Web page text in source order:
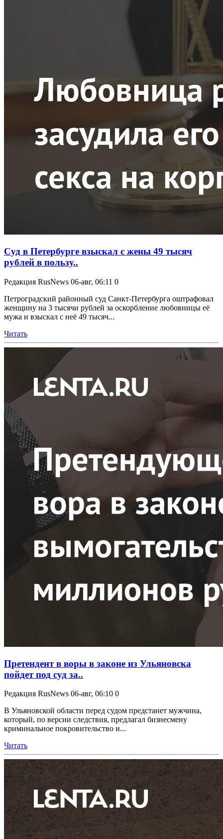
Суд в Петербурге взыскал с жены 49 тысяч
рублей в пользу..
Редакция RusNews 06-авг, 06:11 0
Петроградский районный суд Санкт-Петербурга оштрафовал
женщину на 3 тысячи рублей за оскорбление любовницы её
мужа и взыскал с неё 49 тысяч...
Читать
Претендент в воры в законе из Ульяновска
пойдет под суд за..
Редакция RusNews 06-авг, 06:10 0
В Ульяновской области перед судом предстанет мужчина,
который, по версии следствия, предлагал бизнесмену
криминальное покровительство и...
Читать